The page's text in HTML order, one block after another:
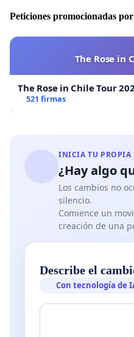
Peticiones promocionadas
The Rose in
The Rose in Chile Tour
521 firmas
INICIA TU PROPIA
¿Hay algo
Los cambios no
silencio.
Comience un
creación de una
Describe el
Con tecnología de